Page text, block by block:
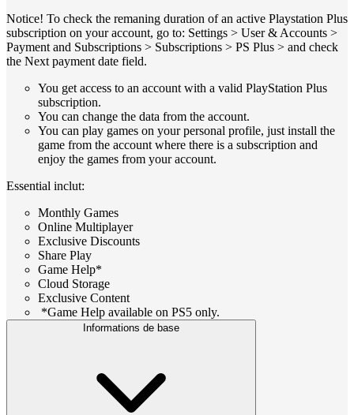
Notice! To check the remaning duration of an active Playstation Plus
subscription on your account, go to: Settings > User & Accounts >
Payment and Subscriptions > Subscriptions > PS Plus > and check
the Next payment date field.
You get access to an account with a valid PlayStation Plus
subscription.
You can change the data from the account.
You can play games on your personal profile, just install the
game from the account where there is a subscription and
enjoy the games from your account.
Essential inclut:
Monthly Games
Online Multiplayer
Exclusive Discounts
Share Play
Game Help*
Cloud Storage
Exclusive Content
*Game Help available on PS5 only.
Informations de base